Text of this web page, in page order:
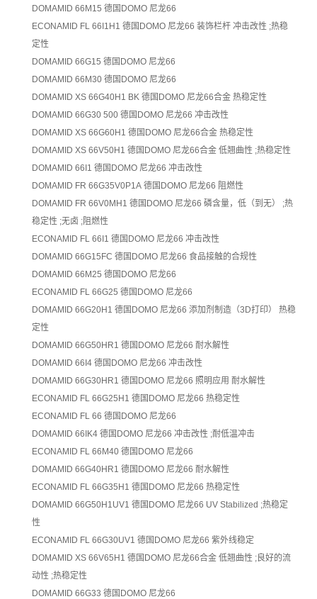
DOMAMID 66M15 德国DOMO 尼龙66
ECONAMID FL 66I1H1 德国DOMO 尼龙66 装饰栏杆 冲击改性 ;热稳
定性
DOMAMID 66G15 德国DOMO 尼龙66
DOMAMID 66M30 德国DOMO 尼龙66
DOMAMID XS 66G40H1 BK 德国DOMO 尼龙66合金 热稳定性
DOMAMID 66G30 500 德国DOMO 尼龙66 冲击改性
DOMAMID XS 66G60H1 德国DOMO 尼龙66合金 热稳定性
DOMAMID XS 66V50H1 德国DOMO 尼龙66合金 低翘曲性 ;热稳定性
DOMAMID 66I1 德国DOMO 尼龙66 冲击改性
DOMAMID FR 66G35V0P1A 德国DOMO 尼龙66 阻燃性
DOMAMID FR 66V0MH1 德国DOMO 尼龙66 磷含量，低（到无） ;热
稳定性 ;无卤 ;阻燃性
ECONAMID FL 66I1 德国DOMO 尼龙66 冲击改性
DOMAMID 66G15FC 德国DOMO 尼龙66 食品接触的合规性
DOMAMID 66M25 德国DOMO 尼龙66
ECONAMID FL 66G25 德国DOMO 尼龙66
DOMAMID 66G20H1 德国DOMO 尼龙66 添加剂制造（3D打印）
热稳
定性
DOMAMID 66G50HR1 德国DOMO 尼龙66 耐水解性
DOMAMID 66I4 德国DOMO 尼龙66 冲击改性
DOMAMID 66G30HR1 德国DOMO 尼龙66 照明应用 耐水解性
ECONAMID FL 66G25H1 德国DOMO 尼龙66 热稳定性
ECONAMID FL 66 德国DOMO 尼龙66
DOMAMID 66IK4 德国DOMO 尼龙66 冲击改性 ;耐低温冲击
ECONAMID FL 66M40 德国DOMO 尼龙66
DOMAMID 66G40HR1 德国DOMO 尼龙66 耐水解性
ECONAMID FL 66G35H1 德国DOMO 尼龙66 热稳定性
DOMAMID 66G50H1UV1 德国DOMO 尼龙66 UV Stabilized ;热稳定
性
ECONAMID FL 66G30UV1 德国DOMO 尼龙66 紫外线稳定
DOMAMID XS 66V65H1 德国DOMO 尼龙66合金 低翘曲性 ;良好的流
动性 ;热稳定性
DOMAMID 66G33 德国DOMO 尼龙66